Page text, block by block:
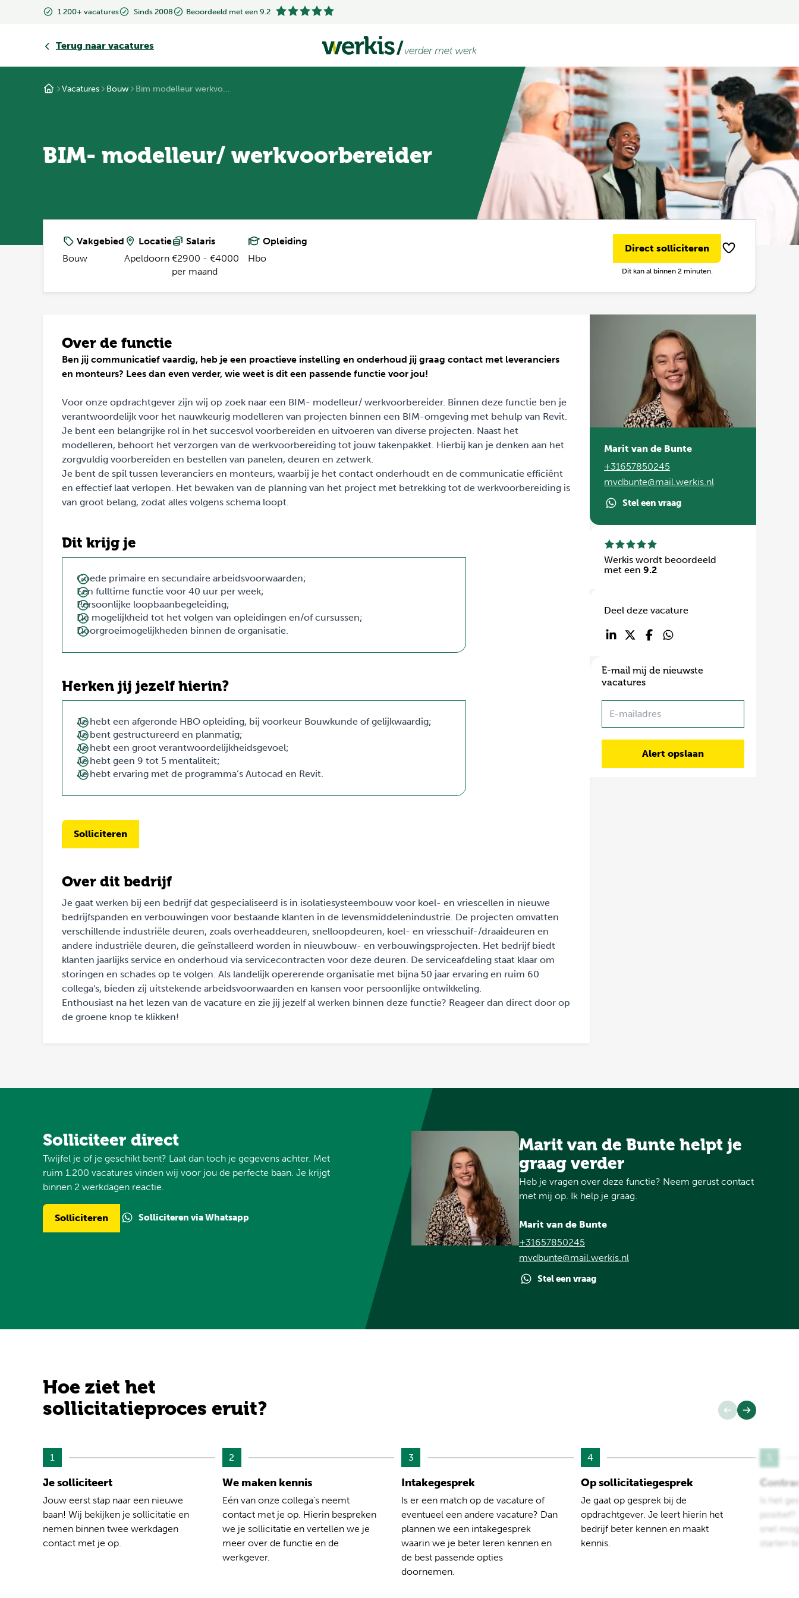
1.200+ vacatures Sinds 2008 Beoordeeld met een 9.2
Terug naar vacatures
Vacatures Bouw Bim modelleur werkvo...
BIM- modelleur/ werkvoorbereider
Vakgebied
Bouw
Locatie
Apeldoorn
Salaris
€2900 - €4000
per maand
Opleiding
Hbo
Direct solliciteren
Dit kan al binnen 2 minuten.
Over de functie
Ben jij communicatief vaardig, heb je een proactieve instelling en onderhoud jij graag contact met leveranciers
en monteurs? Lees dan even verder, wie weet is dit een passende functie voor jou!
Voor onze opdrachtgever zijn wij op zoek naar een BIM- modelleur/ werkvoorbereider. Binnen deze functie ben je
verantwoordelijk voor het nauwkeurig modelleren van projecten binnen een BIM-omgeving met behulp van Revit.
Je bent een belangrijke rol in het succesvol voorbereiden en uitvoeren van diverse projecten. Naast het
modelleren, behoort het verzorgen van de werkvoorbereiding tot jouw takenpakket. Hierbij kan je denken aan het
zorgvuldig voorbereiden en bestellen van panelen, deuren en zetwerk.
Je bent de spil tussen leveranciers en monteurs, waarbij je het contact onderhoudt en de communicatie efficiënt
en effectief laat verlopen. Het bewaken van de planning van het project met betrekking tot de werkvoorbereiding is
van groot belang, zodat alles volgens schema loopt.
Dit krijg je
Goede primaire en secundaire arbeidsvoorwaarden;
Een fulltime functie voor 40 uur per week;
Persoonlijke loopbaanbegeleiding;
De mogelijkheid tot het volgen van opleidingen en/of cursussen;
Doorgroeimogelijkheden binnen de organisatie.
Herken jij jezelf hierin?
Je hebt een afgeronde HBO opleiding, bij voorkeur Bouwkunde of gelijkwaardig;
Je bent gestructureerd en planmatig;
Je hebt een groot verantwoordelijkheidsgevoel;
Je hebt geen 9 tot 5 mentaliteit;
Je hebt ervaring met de programma’s Autocad en Revit.
Solliciteren
Over dit bedrijf
Je gaat werken bij een bedrijf dat gespecialiseerd is in isolatiesysteembouw voor koel- en vriescellen in nieuwe
bedrijfspanden en verbouwingen voor bestaande klanten in de levensmiddelenindustrie. De projecten omvatten
verschillende industriële deuren, zoals overheaddeuren, snelloopdeuren, koel- en vriesschuif-/draaideuren en
andere industriële deuren, die geïnstalleerd worden in nieuwbouw- en verbouwingsprojecten. Het bedrijf biedt
klanten jaarlijks service en onderhoud via servicecontracten voor deze deuren. De serviceafdeling staat klaar om
storingen en schades op te volgen. Als landelijk opererende organisatie met bijna 50 jaar ervaring en ruim 60
collega's, bieden zij uitstekende arbeidsvoorwaarden en kansen voor persoonlijke ontwikkeling.
Enthousiast na het lezen van de vacature en zie jij jezelf al werken binnen deze functie? Reageer dan direct door op
de groene knop te klikken!
Marit van de Bunte
+31657850245
mvdbunte@mail.werkis.nl
Stel een vraag
Werkis wordt beoordeeld
met een 9.2
Deel deze vacature
E-mail mij de nieuwste
vacatures
Solliciteer direct
Twijfel je of je geschikt bent? Laat dan toch je gegevens achter. Met
ruim 1.200 vacatures vinden wij voor jou de perfecte baan. Je krijgt
binnen 2 werkdagen reactie.
Solliciteren Solliciteren via Whatsapp
Marit van de Bunte helpt je
graag verder
Heb je vragen over deze functie? Neem gerust contact
met mij op. Ik help je graag.
Marit van de Bunte
+31657850245
mvdbunte@mail.werkis.nl
Stel een vraag
Hoe ziet het
sollicitatieproces eruit?
1
Je solliciteert
Jouw eerst stap naar een nieuwe
baan! Wij bekijken je sollicitatie en
nemen binnen twee werkdagen
contact met je op.
2
We maken kennis
Eén van onze collega's neemt
contact met je op. Hierin bespreken
we je sollicitatie en vertellen we je
meer over de functie en de
werkgever.
3
Intakegesprek
Is er een match op de vacature of
eventueel een andere vacature? Dan
plannen we een intakegesprek
waarin we je beter leren kennen en
de best passende opties
doornemen.
4
Op sollicitatiegesprek
Je gaat op gesprek bij de
opdrachtgever. Je leert hierin het
bedrijf beter kennen en maakt
kennis.
Is het
snel
starten